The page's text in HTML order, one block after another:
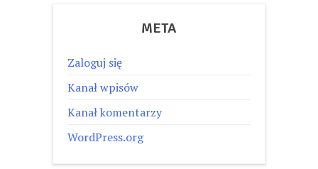
META
Zaloguj się
Kanał wpisów
Kanał komentarzy
WordPress.org